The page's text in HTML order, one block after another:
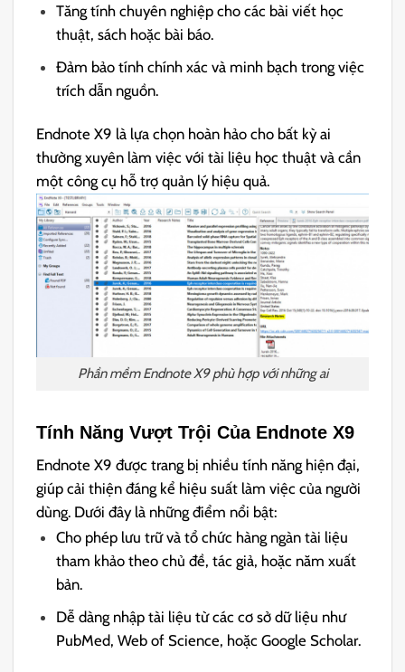
Tăng tính chuyên nghiệp cho các bài viết học
thuật, sách hoặc bài báo.
Đảm bảo tính chính xác và minh bạch trong việc
trích dẫn nguồn.
Endnote X9 là lựa chọn hoàn hảo cho bất kỳ ai
thường xuyên làm việc với tài liệu học thuật và cần
một công cụ hỗ trợ quản lý hiệu quả.
Phần mềm Endnote X9 phù hợp với những ai
Tính Năng Vượt Trội Của Endnote X9
Endnote X9 được trang bị nhiều tính năng hiện đại,
giúp cải thiện đáng kể hiệu suất làm việc của người
dùng. Dưới đây là những điểm nổi bật:
Cho phép lưu trữ và tổ chức hàng ngàn tài liệu
tham khảo theo chủ đề, tác giả, hoặc năm xuất
bản.
Dễ dàng nhập tài liệu từ các cơ sở dữ liệu như
PubMed, Web of Science, hoặc Google Scholar.